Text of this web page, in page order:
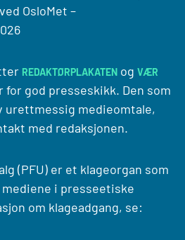
OsloMet –
REDAKTØRPLAKATEN og VÆR
for god presseskikk. Den som
urettmessig medieomtale,
med redaksjonen.
(PFU) er et klageorgan som
i presseetiske
om klageadgang, se: